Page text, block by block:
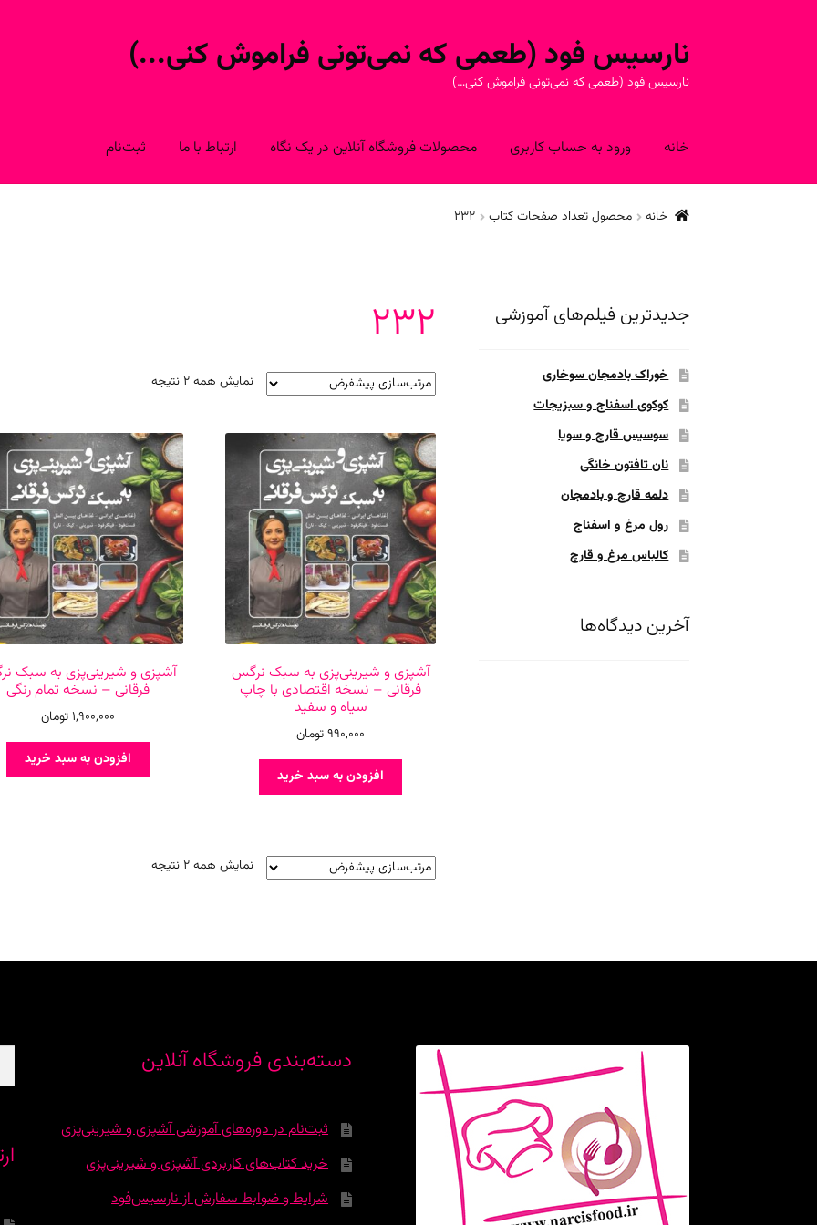
پرش
به
ناوبری
پرش
به
محتوا
نارسیس فود (طعمی که نمی‌تونی فراموش کنی...)
نارسیس فود (طعمی که نمی‌تونی فراموش کنی…)
خانه ورود به حساب کاربری محصولات فروشگاه آنلاین در یک نگاه ارتباط با ما ثبت‌نام
خانه محصول تعداد صفحات کتاب 232
232
نمایش همه 2 نتیجه
آشپزی و شیرینی‌پزی به سبک نرگس
فرقانی – نسخه اقتصادی با چاپ
سیاه و سفید
990,000تومان
افزودن به سبد خرید
آشپزی و شیرینی‌پزی به سبک
فرقانی – نسخه تمام رنگی
1,900,000 تومان
افزودن به سبد خرید
نمایش همه 2 نتیجه
جدیدترین فیلم‌های آموزشی
خوراک بادمجان سوخاری
کوکوی اسفناج و سبزیجات
سوسیس قارچ و سویا
نان تافتون خانگی
دلمه قارچ و بادمجان
رول مرغ و اسفناج
کالباس مرغ و قارچ
آخرین دیدگاه‌ها
دسته‌بندی فروشگاه آنلاین
ثبت‌نام در دوره‌‌های آموزشی آشپزی و شیرینی‌پزی
خرید کتاب‌های کاربردی آشپزی و شیرینی‌پزی
شرایط و ضوابط سفارش از نارسیس‌فود